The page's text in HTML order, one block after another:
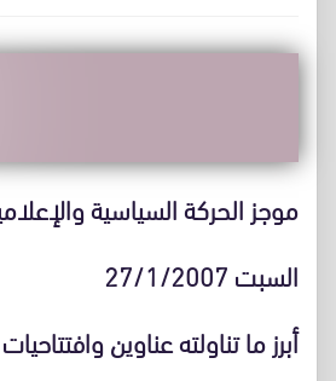
موجز الحركة السياسية
السبت 27/1/2007
أبرز ما تناولته عناوين